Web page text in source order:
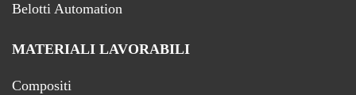
Belotti Automation
MATERIALI LAVORABILI
Compositi